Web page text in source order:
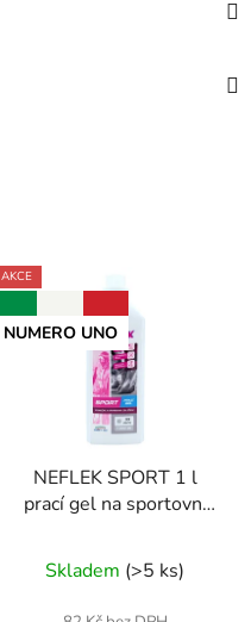
AKCE
NUMERO UNO
NEFLEK SPORT 1 l
prací gel na sportovní
hodnocení
produktu
Skladem (>5 ks)